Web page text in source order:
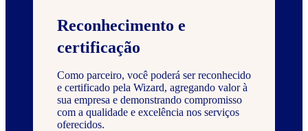
Reconhecimento e
certificação
Como parceiro, você poderá ser reconhecido
e certificado pela Wizard, agregando valor à
sua empresa e demonstrando compromisso
com a qualidade e excelência nos serviços
oferecidos.